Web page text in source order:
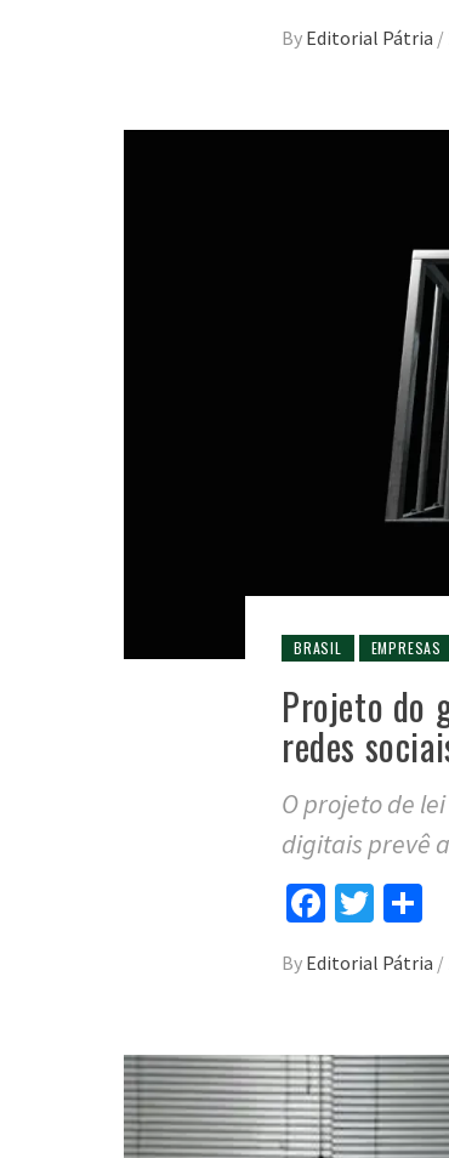
By Editorial Pátria /
BRASIL EMPRESAS
Projeto do
redes
O projeto de
digitais prevê
By Editorial Pátria /